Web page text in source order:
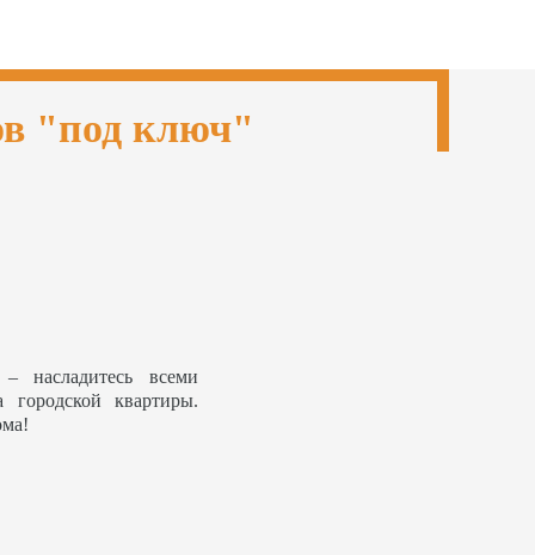
"под ключ"
насладитесь всеми
квартиры.